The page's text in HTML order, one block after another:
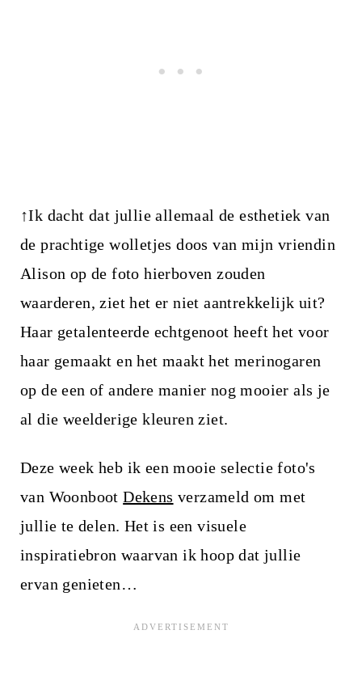
↑Ik dacht dat jullie allemaal de esthetiek van
de prachtige wolletjes doos van mijn vriendin
Alison op de foto hierboven zouden
waarderen, ziet het er niet aantrekkelijk uit?
Haar getalenteerde echtgenoot heeft het voor
haar gemaakt en het maakt het merinogaren
op de een of andere manier nog mooier als je
al die weelderige kleuren ziet.
Deze week heb ik een mooie selectie foto's
van WoonbootDekens verzameld om met
jullie te delen. Het is een visuele
inspiratiebron waarvan ik hoop dat jullie
ervan genieten…